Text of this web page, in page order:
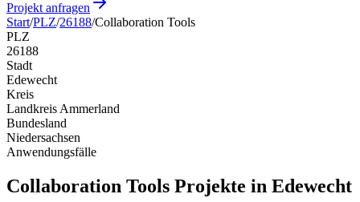
Projekt anfragen
Start/PLZ/26188/Collaboration Tools
PLZ
26188
Stadt
Edewecht
Kreis
Landkreis Ammerland
Bundesland
Niedersachsen
Anwendungsfälle
Collaboration Tools Projekte in Edewecht